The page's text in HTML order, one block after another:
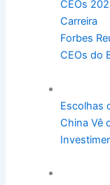
Carreira
Forbes
CEOs do
Escolhas
China Vê